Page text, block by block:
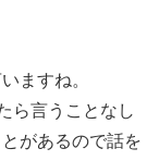
ますね。
ら言うことなし
があるので話を